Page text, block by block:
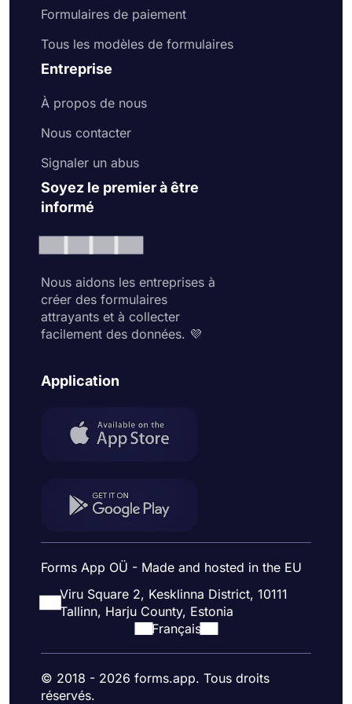
Formulaires de paiement
Tous les modèles de formulaires
Entreprise
À propos de nous
Nous contacter
Signaler un abus
Soyez le premier à être
informé
Nous aidons les entreprises à
créer des formulaires
attrayants et à collecter
facilement des données. 💜
Application
Forms App OÜ - Made and hosted in the EU
Viru Square 2, Kesklinna District, 10111
Tallinn, Harju County, Estonia
Français
© 2018 - 2026 forms.app. Tous droits
réservés.